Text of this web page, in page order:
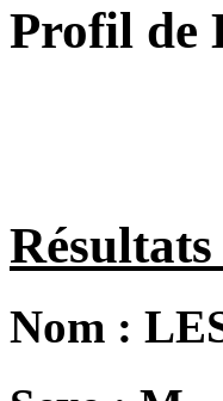
Profil de
Nom :